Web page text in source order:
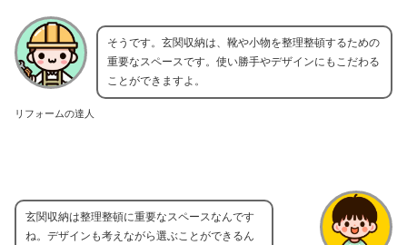
リフォームの達人
そうです。玄関収納は、靴や小物を整理整頓するための
重要なスペースです。使い勝手やデザインにもこだわる
ことができますよ。
玄関収納は整理整頓に重要なスペースなんです
ね。デザインも考えながら選ぶことができるん